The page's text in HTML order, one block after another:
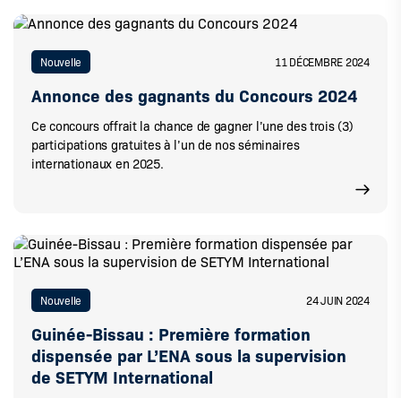
Nouvelle 11 DÉCEMBRE 2024
Annonce des gagnants du Concours 2024
Ce concours offrait la chance de gagner l’une des trois (3)
participations gratuites à l’un de nos séminaires
internationaux en 2025.
Nouvelle 24 JUIN 2024
Guinée-Bissau : Première formation
dispensée par L’ENA sous la supervision
de SETYM International